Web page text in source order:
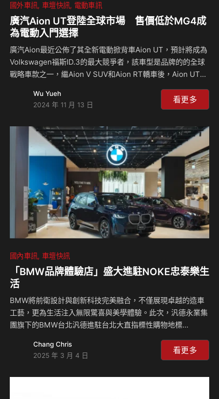
國外車訊 車壇快訊 電動車訊
廣汽Aion UT登陸全球市場 售價低於MG4成
為電動入門選擇
廣汽Aion最近公佈了其全新電動掀背車Aion UT，預計將成為
Volkswagen福斯ID.3的最大競爭者，該車型是品牌的的全球
戰略車款之一，繼Aion V SUV和Aion RT轎車後，Aion UT將
州車展上首次亮相，並將以親民的價格和出色的電池續航里程
吸引消費者。 Aion UT的設計以簡潔為主，採用了圓滑的車身
明顯區別，相比VW福斯ID.3較為傳統的設計，Aion UT顯得
更加時尚且年輕化，這種風格特別吸引年輕一代的消費者，並
與其他競爭對手如MG4和比亞迪BYD海豚的外觀設計…
Wu Yueh
2024 年 11 月 13 日
看更多
國內車訊 車壇快訊
「BMW品牌體驗店」盛大進駐NOKE忠泰樂生
活
BMW將前衛設計與創新科技完美融合，不僅展現卓越的造車
工藝，更為生活注入無限驚喜與美學體驗。此次，汎德永業集
團旗下的BMW台北汎德進駐台北大直指標性購物地標
聚多元車款陣容，滿足車迷對駕馭樂趣與極致性能的追求。誠
摯邀請消費者親身體驗未來移動的無限可能，感受豪華車壇的
Chang Chris
2025 年 3 月 4 日
看更多